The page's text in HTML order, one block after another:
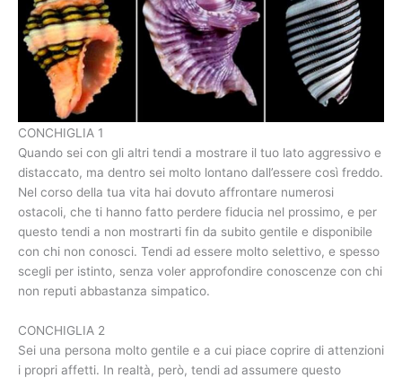
CONCHIGLIA 1
Quando sei con gli altri tendi a mostrare il tuo lato aggressivo e
distaccato, ma dentro sei molto lontano dall’essere così freddo.
Nel corso della tua vita hai dovuto affrontare numerosi
ostacoli, che ti hanno fatto perdere fiducia nel prossimo, e per
questo tendi a non mostrarti fin da subito gentile e disponibile
con chi non conosci. Tendi ad essere molto selettivo, e spesso
scegli per istinto, senza voler approfondire conoscenze con chi
non reputi abbastanza simpatico.
CONCHIGLIA 2
Sei una persona molto gentile e a cui piace coprire di attenzioni
i propri affetti. In realtà, però, tendi ad assumere questo